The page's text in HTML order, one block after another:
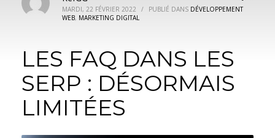
MARDI, 22 FÉVRIER 2022 / PUBLIÉ DANS DÉVELOPPEMENT
WEB, MARKETING DIGITAL
LES FAQ DANS LES
SERP : DÉSORMAIS
LIMITÉES